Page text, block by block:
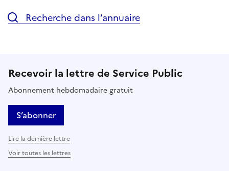
Recherche dans l’annuaire
Recevoir la lettre de Service Public
Abonnement hebdomadaire gratuit
S’abonner
Lire la dernière lettre
Voir toutes les lettres